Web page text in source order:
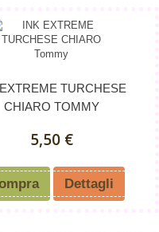
TURCHESE
CHIARO TOMMY
5,50 €
Dettagli